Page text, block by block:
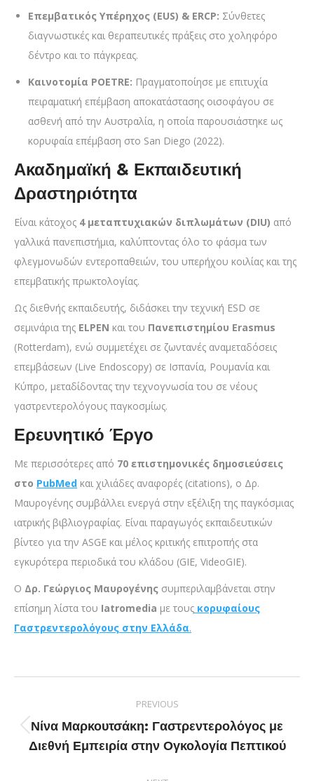
Επεμβατικός Υπέρηχος (EUS) & ERCP: Σύνθετες
διαγνωστικές και θεραπευτικές πράξεις στο χοληφόρο
δέντρο και το πάγκρεας.
Καινοτομία POETRE: Πραγματοποίησε με επιτυχία
πειραματική επέμβαση αποκατάστασης οισοφάγου σε
ασθενή από την Αυστραλία, η οποία παρουσιάστηκε ως
κορυφαία επέμβαση στο San Diego (2022).
Ακαδημαϊκή & Εκπαιδευτική
Δραστηριότητα
Είναι κάτοχος 4 μεταπτυχιακών διπλωμάτων (DIU) από
γαλλικά πανεπιστήμια, καλύπτοντας όλο το φάσμα των
φλεγμονωδών εντεροπαθειών, του υπερήχου κοιλίας και της
επεμβατικής πρωκτολογίας.
Ως διεθνής εκπαιδευτής, διδάσκει την τεχνική ESD σε
σεμινάρια της ELPEN και του Πανεπιστημίου Erasmus
(Rotterdam), ενώ συμμετέχει σε ζωντανές αναμεταδόσεις
επεμβάσεων (Live Endoscopy) σε Ισπανία, Ρουμανία και
Κύπρο, μεταδίδοντας την τεχνογνωσία του σε νέους
γαστρεντερολόγους παγκοσμίως.
Ερευνητικό Έργο
Με περισσότερες από 70 επιστημονικές δημοσιεύσεις
στο PubMed και χιλιάδες αναφορές (citations), ο Δρ.
Μαυρογένης συμβάλλει ενεργά στην εξέλιξη της παγκόσμιας
ιατρικής βιβλιογραφίας. Είναι παραγωγός εκπαιδευτικών
βίντεο για την ASGE και μέλος κριτικής επιτροπής στα
εγκυρότερα περιοδικά του κλάδου (GIE, VideoGIE).
Ο Δρ. Γεώργιος Μαυρογένης συμπεριλαμβάνεται στην
επίσημη λίστα του Iatromedia με τους κορυφαίους
Γαστρεντερολόγους στην Ελλάδα.
PREVIOUS
Νίνα Μαρκουτσάκη: Γαστρεντερολόγος με
Διεθνή Εμπειρία στην Ογκολογία Πεπτικού